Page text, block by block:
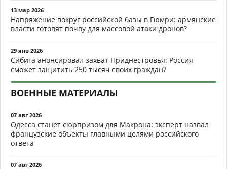
13 мар 2026
Напряжение вокруг российской базы в Гюмри: армянские
власти готовят почву для массовой атаки дронов?
29 янв 2026
Сибига анонсировал захват Приднестровья: Россия
сможет защитить 250 тысяч своих граждан?
ВОЕННЫЕ МАТЕРИАЛЫ
07 авг 2026
Одесса станет сюрпризом для Макрона: эксперт назвал
французские объекты главными целями российского
ответа
07 авг 2026